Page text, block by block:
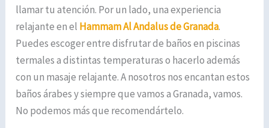
llamar tu atención. Por un lado, una experiencia
relajante en el Hammam Al Andalusde Granada.
Puedes escoger entre disfrutar de baños en piscinas
termales a distintas temperaturas o hacerlo además
con un masaje relajante. A nosotros nos encantan estos
baños árabes y siempre que vamos a Granada, vamos.
No podemos más que recomendártelo.